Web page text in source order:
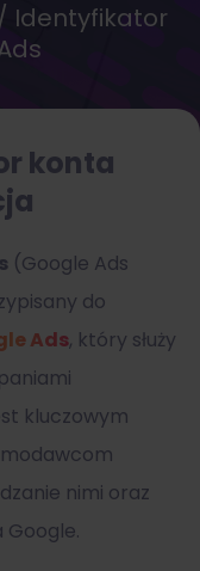
/ Identyfikator
konta
(Google Ads
do
Ads, który służy
kluczowym
nimi oraz
Google.